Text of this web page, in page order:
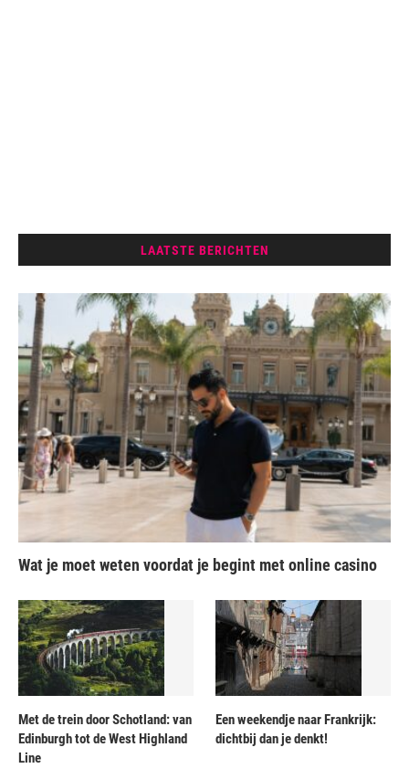
LAATSTE BERICHTEN
Wat je moet weten voordat je begint met online casino
Met de trein door Schotland: van
Edinburgh tot de West Highland
Line
Een weekendje naar Frankrijk:
dichtbij dan je denkt!